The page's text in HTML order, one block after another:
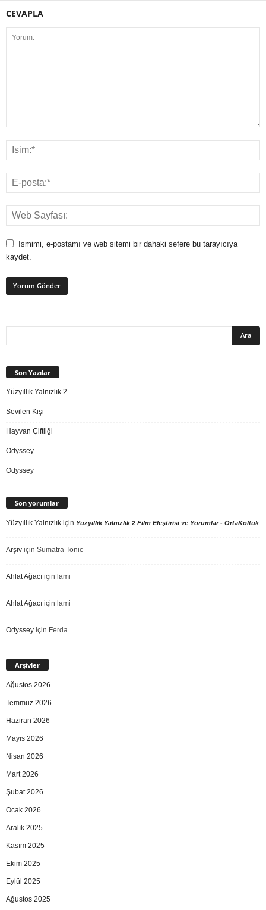
CEVAPLA
Ismimi, e-postamı ve web sitemi bir dahaki sefere bu tarayıcıya
kaydet.
Son Yazılar
Yüzyıllık Yalnızlık 2
Sevilen Kişi
Hayvan Çiftliği
Odyssey
Odyssey
Son yorumlar
Yüzyıllık Yalnızlık için Yüzyıllık Yalnızlık 2 Film Eleştirisi ve Yorumlar - OrtaKoltuk
Arşiv için Sumatra Tonic
Ahlat Ağacı için lami
Ahlat Ağacı için lami
Odyssey için Ferda
Arşivler
Ağustos 2026
Temmuz 2026
Haziran 2026
Mayıs 2026
Nisan 2026
Mart 2026
Şubat 2026
Ocak 2026
Aralık 2025
Kasım 2025
Ekim 2025
Eylül 2025
Ağustos 2025